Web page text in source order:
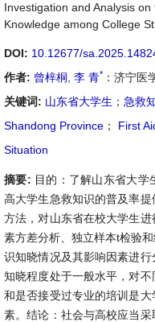
Investigation and Analysis
Knowledge among College
DOI: 10.12677/
作者: 曾梓桐 李 青* ：济宁医
关键词: 山东省大学生 ； 急救
Shandong Province ； First
Situation
摘要: 目的：了解山东省大学
高大学生急救知识的普及率
方法，对山东省在校大学生
素方差分析、独立样本t检验
识知晓情况及其影响因素进
知晓程度处于一般水平，对
和是否接受过专业的培训是
素。结论：社会与高校应当